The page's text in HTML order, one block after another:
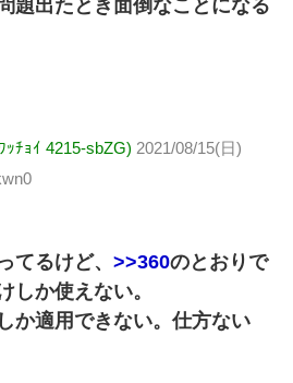
題出たとき面倒なことになる
ﾁｮｲ 4215-sbZG) 2021/08/15(日)
てるけど、 >>360のとおりで
しか使えない。
か適用できない。仕方ない